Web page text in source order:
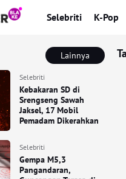
Selebriti K-Pop
Lainnya
Selebriti
Kebakaran SD di
Srengseng Sawah
Jaksel, 17 Mobil
Pemadam Dikerahkan
Selebriti
Gempa M5,3
Pangandaran,